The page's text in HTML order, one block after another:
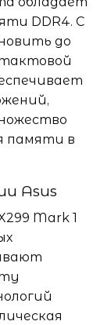
DDR4. С
до
памяти в
Asus
Mark 1